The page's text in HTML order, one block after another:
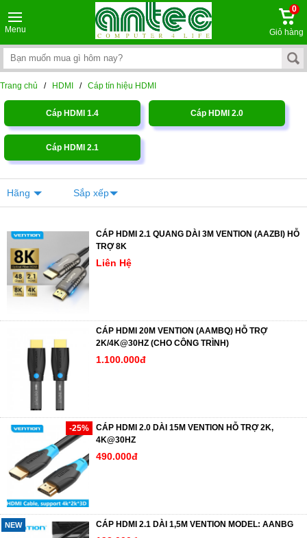
Menu
0
Giỏ hàng
Trang chủ / HDMI / Cáp tín hiệu HDMI
Cáp HDMI 1.4 Cáp HDMI 2.0
Cáp HDMI 2.1
Hãng Sắp xếp
CÁP HDMI 2.1 QUANG DÀI 3M VENTION (AAZBI) HỖ
TRỢ 8K
Liên Hệ
CÁP HDMI 20M VENTION (AAMBQ) HỖ TRỢ
2K/4K@30HZ (CHO CÔNG TRÌNH)
1.100.000đ
-25%
CÁP HDMI 2.0 DÀI 15M VENTION HỖ TRỢ 2K,
4K@30HZ
490.000đ
NEW CÁP HDMI 2.1 DÀI 1,5M VENTION MODEL: AANBG